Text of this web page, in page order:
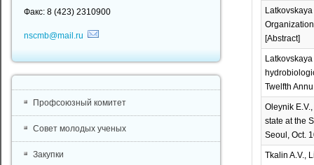
[Abstract]
Twelfth
Oleynik
state at the
Seoul, Oct.
Tkalin A.V.,
Факс: 8 (423) 2310900
nscmb@mail.ru
Профсоюзный комитет
Совет молодых ученых
Закупки